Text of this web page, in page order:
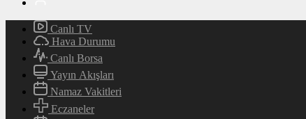
Canlı TV
Hava Durumu
Canlı Borsa
Yayın Akışları
Namaz Vakitleri
Eczaneler